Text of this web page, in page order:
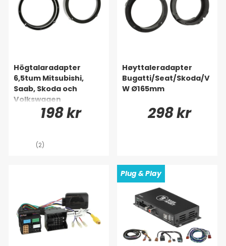
Högtalaradapter
6,5tum Mitsubishi,
Saab, Skoda och
Volkswagen
198 kr
(2)
Høyttaleradapter
Bugatti/Seat/Skoda/V
W Ø165mm
298 kr
Plug & Play